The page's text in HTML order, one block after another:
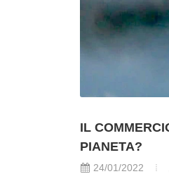
IL
PIANETA?
24/01/2022